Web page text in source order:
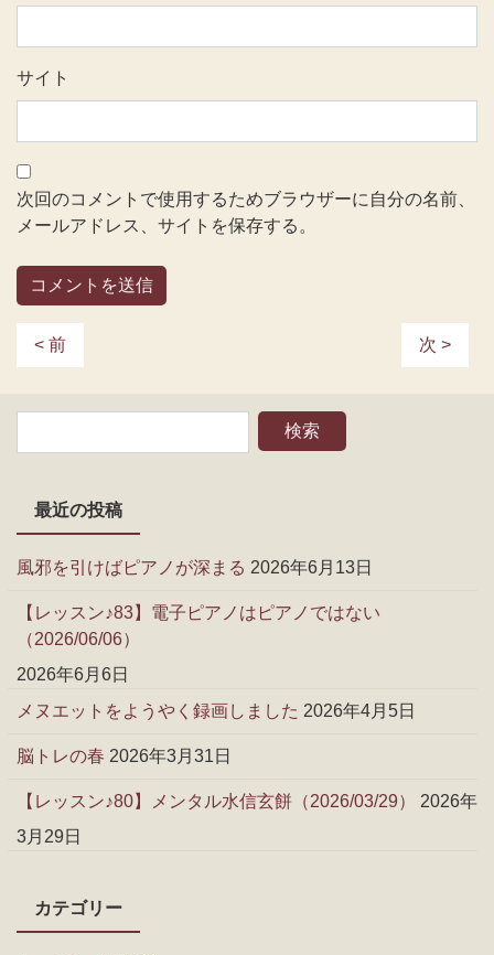
サイト
次回のコメントで使用するためブラウザーに自分の名前、
メールアドレス、サイトを保存する。
< 前 次 >
最近の投稿
風邪を引けばピアノが深まる 2026年6月13日
【レッスン♪83】電子ピアノはピアノではない
（2026/06/06）
2026年6月6日
メヌエットをようやく録画しました 2026年4月5日
脳トレの春 2026年3月31日
【レッスン♪80】メンタル水信玄餅（2026/03/29）
2026年
3月29日
カテゴリー